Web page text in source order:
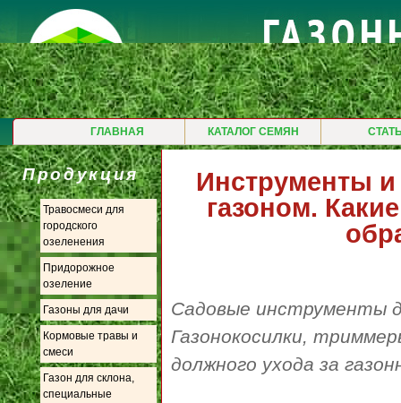
ГЛАВНАЯ КАТАЛОГ СЕМЯН
Продукция
Травосмеси для
городского
озеленения
Придорожное
озеление
Газоны для дачи
Кормовые травы и
смеси
Газон для склона,
специальные
Инструменты и
газоном.
Садовые инструменты
Газонокосилки,
должного ухода за